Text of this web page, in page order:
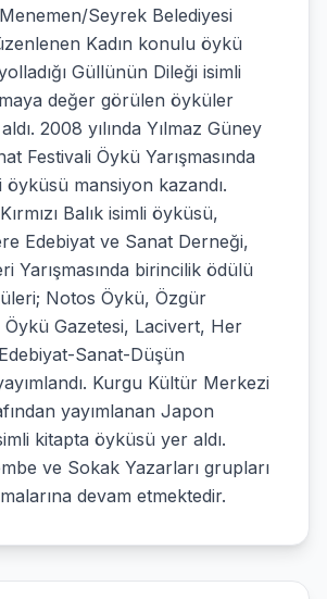
Seyrek Belediyesi
Kadın konulu öykü
Güllünün Dileği isimli
değer görülen öyküler
2008 yılında Yılmaz Güney
Festivali Öykü Yarışmasında
öyküsü mansiyon kazandı.
Balık isimli öyküsü,
Edebiyat ve Sanat Derneği,
Yarışmasında birincilik ödülü
Notos Öykü, Özgür
Öykü Gazetesi, Lacivert, Her
Sanat-Düşün
Kurgu Kültür Merkezi
yayımlanan Japon
kitapta öyküsü yer aldı.
ve Sokak Yazarları grupları
devam etmektedir.